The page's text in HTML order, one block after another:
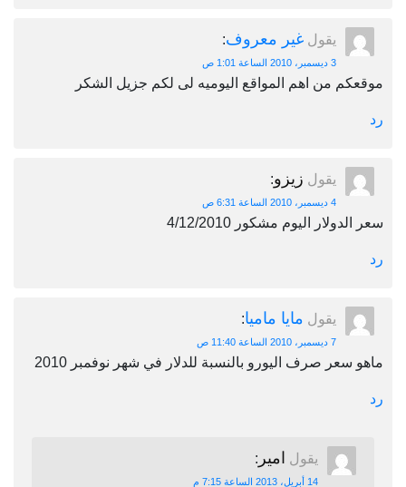
يقول غير معروف
من اهم المواقع اليوميه لى لكم جزيل الشكر
يقول زيزو:
اليوم مشكور 4/12/2010
يقول مايا ماميا:
صرف اليورو بالنسبة للدلار في شهر نوفمبر 2010
يقول امير: